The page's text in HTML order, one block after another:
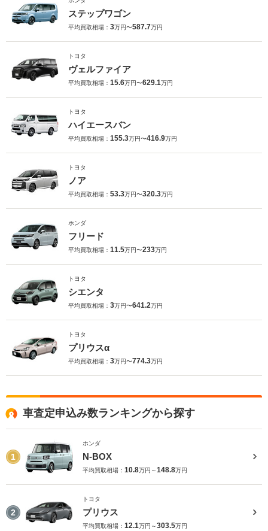
ステップワゴン
平均買取相場： 3万円〜587.7万円
トヨタ
ヴェルファイア
平均買取相場： 15.6万円〜629.1万円
トヨタ
ハイエースバン
平均買取相場： 155.3万円〜416.9万円
トヨタ
ノア
平均買取相場： 53.3万円〜320.3万円
ホンダ
フリード
平均買取相場： 11.5万円〜233万円
トヨタ
シエンタ
平均買取相場： 3万円〜641.2万円
トヨタ
プリウスα
平均買取相場： 3万円〜774.3万円
車査定申込み数ランキングから探す
1
ホンダ
N-BOX
平均買取相場： 10.8万円～148.8万円
2
トヨタ
プリウス
平均買取相場： 12.1万円～303.5万円